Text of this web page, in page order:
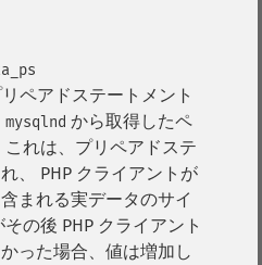
ペアドステートメント
mysqlnd から取得したペ
これは、プリペアドステ
、 PHP クライアントが
まれる実データのサイ
の後 PHP クライアント
った場合、値は増加し